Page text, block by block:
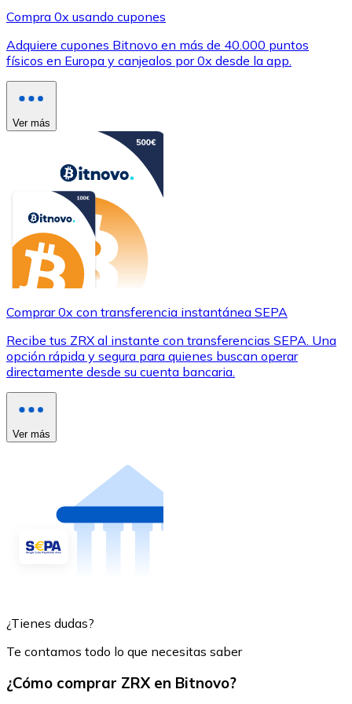
Compra 0x usando cupones
Adquiere cupones Bitnovo en más de 40.000 puntos
físicos en Europa y canjealos por 0x desde la app.
Ver más
Comprar 0x con transferencia instantánea SEPA
Recibe tus ZRX al instante con transferencias SEPA. Una
opción rápida y segura para quienes buscan operar
directamente desde su cuenta bancaria.
Ver más
¿Tienes dudas?
Te contamos todo lo que necesitas saber
¿Cómo comprar ZRX en Bitnovo?